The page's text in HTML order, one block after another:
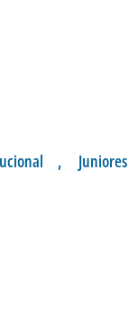
, Juniores